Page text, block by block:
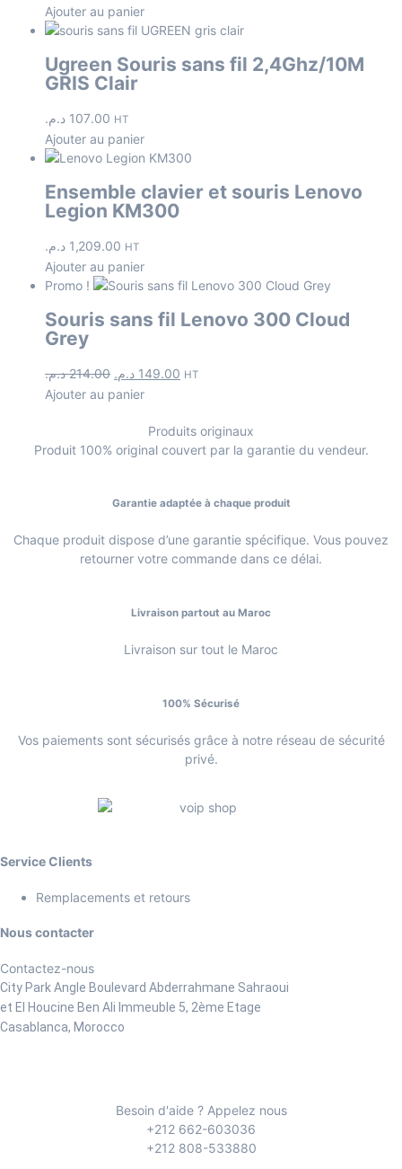
Ajouter au panier
Ugreen Souris sans fil 2,4Ghz/10M
GRIS Clair
107.00 د.م. HT
Ajouter au panier
Ensemble clavier et souris Lenovo
Legion KM300
1,209.00 د.م. HT
Ajouter au panier
Promo !
Souris sans fil Lenovo 300 Cloud
Grey
214.00 د.م. 149.00 د.م. HT
Ajouter au panier
Produits originaux
Produit 100% original couvert par la garantie du vendeur.
Garantie adaptée à chaque produit
Chaque produit dispose d’une garantie spécifique. Vous pouvez
retourner votre commande dans ce délai.
Livraison partout au Maroc
Livraison sur tout le Maroc
100% Sécurisé
Vos paiements sont sécurisés grâce à notre réseau de sécurité
privé.
Service Clients
Remplacements et retours
Nous contacter
Contactez-nous
City Park Angle Boulevard Abderrahmane Sahraoui
et El Houcine Ben Ali Immeuble 5, 2ème Etage
Casablanca, Morocco
Besoin d'aide ? Appelez nous
+212 662-603036
+212 808-533880